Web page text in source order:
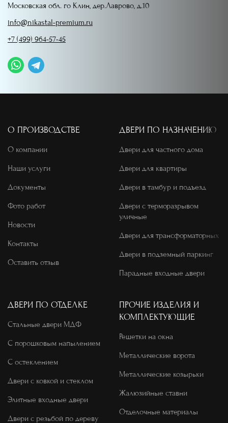
Московская обл. го Клин, дер.Лаврово, д.10
info@nikastal-premium.ru
+7 (499) 964-57-45
О ПРОИЗВОДСТВЕ
О компании
Наши услуги
Документы
Фото работ
Новости
Контакты
Оставить отзыв
ДВЕРИ ПО НАЗНАЧЕНИЮ
Двери для частного дома
Двери для квартиры
Двери в тамбур и подъезд
Двери с терморазрывом
уличные
Двери для трансформаторных
Двери в подземный паркинг
Парадные входные двери
ДВЕРИ ПО ОТДЕЛКЕ
Стальные двери МДФ
С порошковым напылением
С остеклением
Двери с ковкой и стеклом
Элитные входные двери
Двери с резьбой по дереву
ПРОЧИЕ ИЗДЕЛИЯ И
КОМПЛЕКТУЮЩИЕ
Решетки на окна
Металлические ворота
Металлические козырьки
Жалюзийные ставни
Отделочные материалы